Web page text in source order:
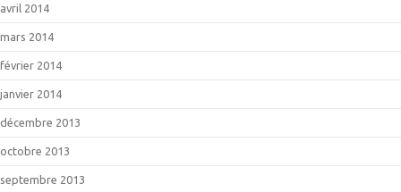
avril 2014
mars 2014
février 2014
janvier 2014
décembre 2013
octobre 2013
septembre 2013